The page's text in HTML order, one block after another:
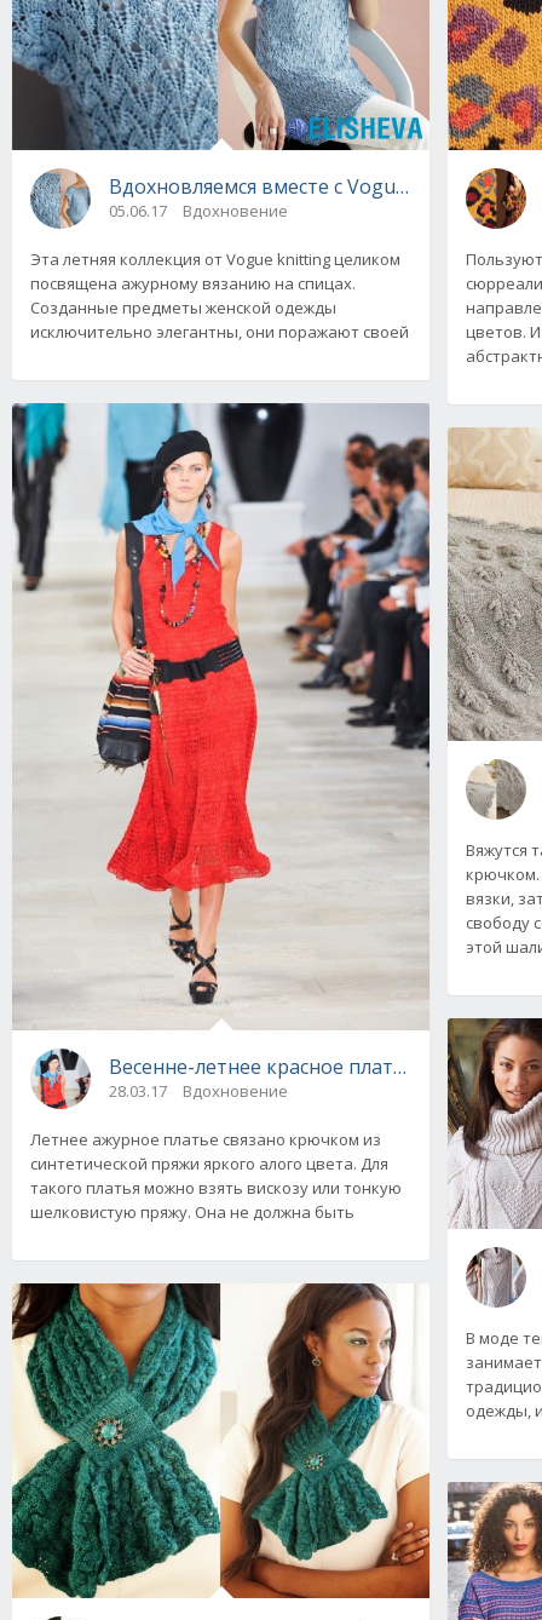
Вдохновляемся вместе с Vogue knitting
05.06.17 Вдохновение
Эта летняя коллекция от Vogue knitting целиком
посвящена ажурному вязанию на спицах.
Созданные предметы женской одежды
исключительно элегантны, они поражают своей
Весенне-летнее красное платье от Ralph
28.03.17 Вдохновение
Летнее ажурное платье связано крючком из
синтетической пряжи яркого алого цвета. Для
такого платья можно взять вискозу или тонкую
шелковистую пряжу. Она не должна быть
цветов.
Вяжутся
крючком.
вязки,
свободу
этой
В моде
одежды,